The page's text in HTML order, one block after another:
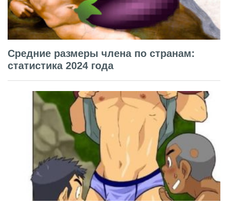
Средние размеры члена по странам:
статистика 2024 года